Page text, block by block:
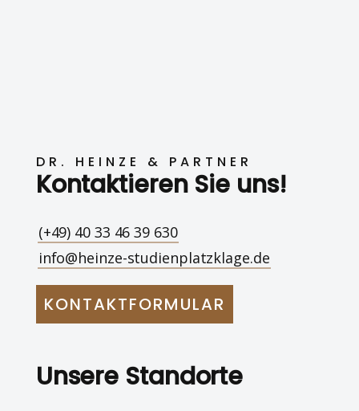
DR. HEINZE & PARTNER
Kontaktieren Sie uns!
(+49) 40 33 46 39 630
info@heinze-studienplatzklage.de
KONTAKTFORMULAR
Unsere Standorte